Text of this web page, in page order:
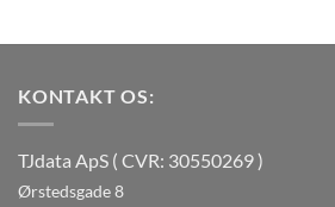
KONTAKT OS:
TJdata ApS ( CVR: 30550269 )
Ørstedsgade 8